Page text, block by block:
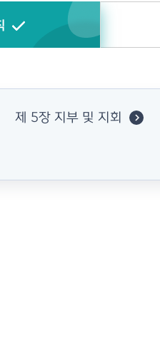
제 5장 지부 및 지회